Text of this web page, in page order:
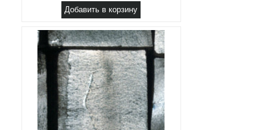
Добавить в корзину